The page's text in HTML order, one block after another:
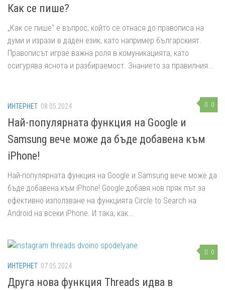
Как се пише?
„Как се пише“ е въпрос, който се отнася до правописа на
думи и изрази в даден език, като например българският.
Правописът играе важна роля в комуникацията, като
осигурява яснота и разбираемост. Знанието за правилния...
0
ИНТЕРНЕТ 08.05.2024
Най-популярната функция на Google и
Samsung вече може да бъде добавена към
iPhone!
Най-популярната функция на Google и Samsung вече може да
бъде добавена към iPhone! Google добавя нов пряк път за
ефективно използване на функцията Circle to Search на
Android на всеки iPhone. И така, как...
0
ИНТЕРНЕТ 07.05.2024
Друга нова функция Threads идва в